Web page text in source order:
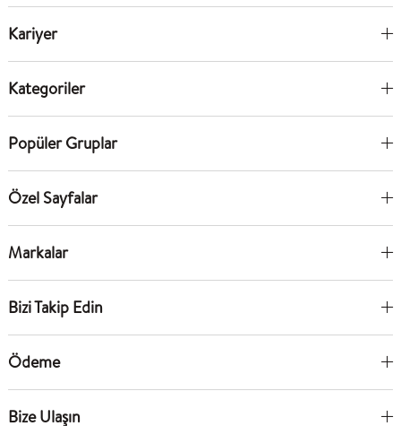
Kariyer
Kategoriler
Popüler Gruplar
Özel Sayfalar
Markalar
Bizi Takip Edin
Ödeme
Bize Ulaşın